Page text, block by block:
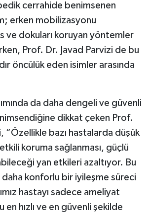
cerrahide benimsenen
erken mobilizasyonu
ve dokuları koruyan yöntemler
Prof. Dr. Javad Parvizi de bu
öncülük eden isimler arasında
da daha dengeli ve güvenli
dikkat çeken Prof.
“Özellikle bazı hastalarda düşük
koruma sağlanması, güçlü
yan etkileri azaltıyor. Bu
konforlu bir iyileşme süreci
hastayı sadece ameliyat
hızlı ve en güvenli şekilde